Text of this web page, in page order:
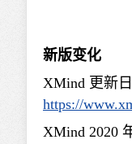
新版变化
XMind 更新
https://
XMind 2020